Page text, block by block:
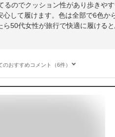
るのでクッション性があり歩きや
して履けます。色は全部で6色か
50代女性が旅行で快適に履ける
のおすすめコメント（6件）